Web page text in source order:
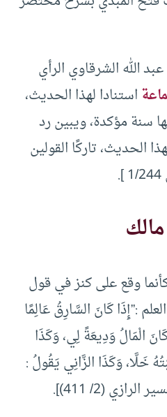
الله الشرقاوي الرأي
استنادا لهذا الحديث،
سنة مؤكدة، ويبين رد
الحديث، تاركًا القولين
وقع على كنز في قول
:”إِذَا كَانَ السَّارِقُ عَالِمًا
الْمَالُ وَدِيعَةً لِي، وَكَذَا
خَلَّا، وَكَذَا الزَّانِي يَقُولُ :
(2/ 411)].